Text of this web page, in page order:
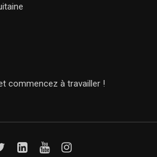
commencez à travailler !